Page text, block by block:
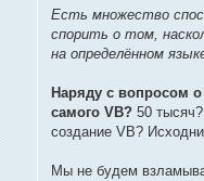
Есть множество
спорить о том,
на определённом
Наряду с вопросом
самого VB?50 тысяч?
создание VB?
Мы не будем